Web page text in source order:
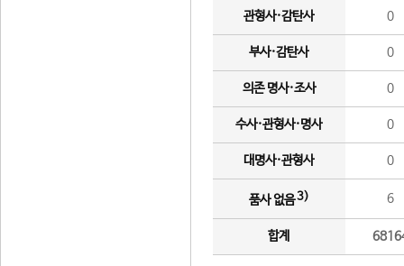
관형사·감탄사 0
부사·감탄사 0
의존 명사·조사 0
수사·관형사·명사 0
대명사·관형사 0
품사 없음3) 6
합계